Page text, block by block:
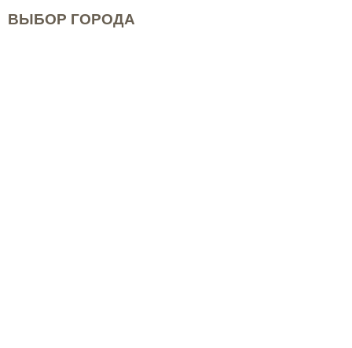
ВЫБОР ГОРОДА